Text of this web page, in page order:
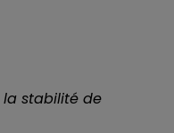
la stabilité de